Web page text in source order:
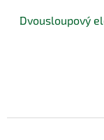
Dvousloupový